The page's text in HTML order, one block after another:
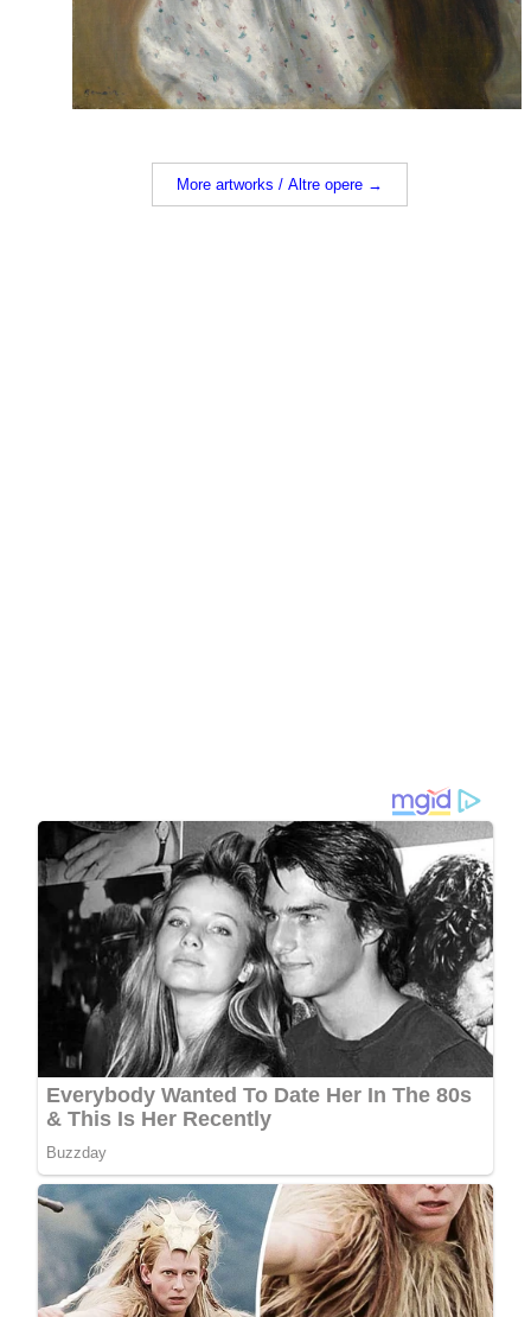
More artworks / Altre opere →